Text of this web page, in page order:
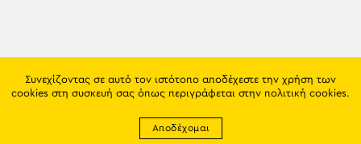
Συνεχίζοντας σε αυτό τον ιστότοπο αποδέχεστε την χρήση των
cookies στη συσκευή σας όπως περιγράφεται στην πολιτική cookies.
Αποδέχομαι